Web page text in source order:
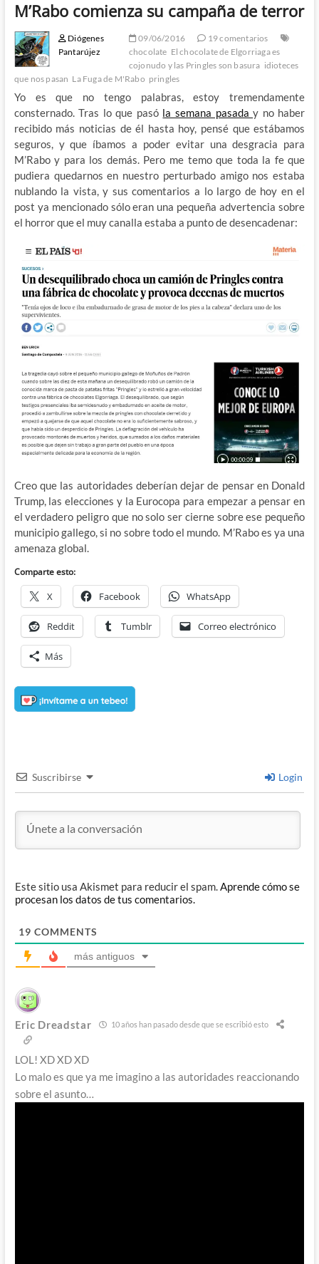
M’Rabo comienza su campaña de terror
Diógenes
Pantarújez
09/06/2016
19 comentarios
chocolate El chocolate de Elgorriaga es
cojonudo y las Pringles son basura idioteces
que nos pasan La Fuga de M'Rabo pringles
Yo es que no tengo palabras, estoy tremendamente
consternado. Tras lo que pasó la semana pasaday no haber
recibido más noticias de él hasta hoy, pensé que estábamos
seguros, y que íbamos a poder evitar una desgracia para
M’Rabo y para los demás. Pero me temo que toda la fe que
pudiera quedarnos en nuestro perturbado amigo nos estaba
nublando la vista, y sus comentarios a lo largo de hoy en el
post ya mencionado sólo eran una pequeña advertencia sobre
el horror que el muy canalla estaba a punto de desencadenar:
Creo que las autoridades deberían dejar de pensar en Donald
Trump, las elecciones y la Eurocopa para empezar a pensar en
el verdadero peligro que no solo ser cierne sobre ese pequeño
municipio gallego, si no sobre todo el mundo. M’Rabo es ya una
amenaza global.
Comparte esto:
X Facebook WhatsApp
Reddit Tumblr Correo electrónico
Más
Suscribirse Login
Este sitio usa Akismet para reducir el spam. Aprende cómo se
procesan los datos de tus comentarios.
19 COMMENTS
más antiguos
Eric Dreadstar 10 años han pasado desde que se escribió esto
LOL! XD XD XD
Lo malo es que ya me imagino a las autoridades reaccionando
sobre el asunto…